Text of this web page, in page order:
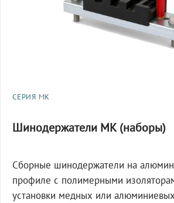
СЕРИЯ МК
Шинодержатели МК (наборы)
Сборные шинодержатели на
профиле с полимерными
установки медных или